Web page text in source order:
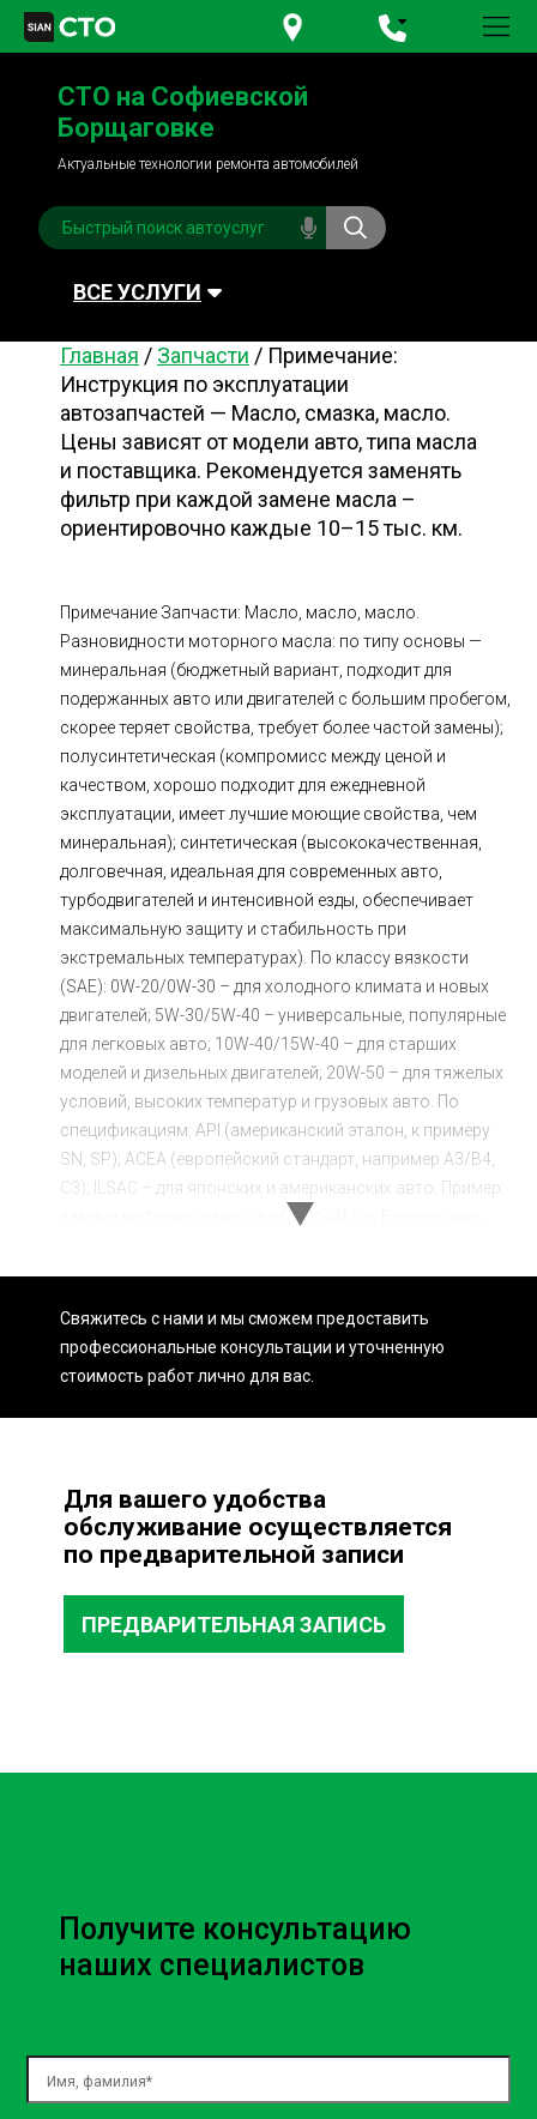
+380 95781-84-84
+380 98791-84-84
СТО на Софиевской
Борщаговке
Актуальные технологии ремонта автомобилей
ВСЕ УСЛУГИ
Автомойка Плановое ТО
Топливная система Рулевое управления
Акамуляторы
Обслуживание
кондиционера
Система охлаждения
Диагностика
ГРМ Шиномонтаж
Тормозная система Замена Ремней
Главная / Запчасти / Примечание:
Инструкция по эксплуатации
автозапчастей — Масло, смазка, масло.
Цены зависят от модели авто, типа масла
и поставщика. Рекомендуется заменять
фильтр при каждой замене масла –
ориентировочно каждые 10–15 тыс. км.
Свяжитесь с нами и мы сможем предоставить
профессиональные консультации и уточненную
стоимость работ лично для вас.
Примечание Запчасти: Масло, масло, масло.
Разновидности моторного масла: по типу основы —
минеральная (бюджетный вариант, подходит для
подержанных авто или двигателей с большим пробегом,
скорее теряет свойства, требует более частой замены);
полусинтетическая (компромисс между ценой и
качеством, хорошо подходит для ежедневной
эксплуатации, имеет лучшие моющие свойства, чем
минеральная); синтетическая (высококачественная,
долговечная, идеальная для современных авто,
турбодвигателей и интенсивной езды, обеспечивает
максимальную защиту и стабильность при
экстремальных температурах). По классу вязкости
(SAE): 0W-20/0W-30 – для холодного климата и новых
двигателей; 5W-30/5W-40 – универсальные, популярные
для легковых авто; 10W-40/15W-40 – для старших
моделей и дизельных двигателей; 20W-50 – для тяжелых
условий, высоких температур и грузовых авто. По
спецификациям: API (американский эталон, к примеру
SN, SP); ACEA (европейский стандарт, например A3/B4,
C3); ILSAC – для японских и американских авто. Пример:
замена моторного масла у СТО SIAN на Борщаговке.
синтетическое 5W-30 (от 850 грн) – для современных
650 грн) — для ежедневной эксплуатации; минеральная
15W-40 (от 550 грн) – для авто с большим пробегом. Мы
учитываем тип двигателя, стиль езды и сезонность.
Обслуживание в Киеве (Софиевская Борщаговка).
Для вашего удобства
обслуживание осуществляется
по предварительной записи
ПРЕДВАРИТЕЛЬНАЯ ЗАПИСЬ
Получите консультацию
наших специалистов